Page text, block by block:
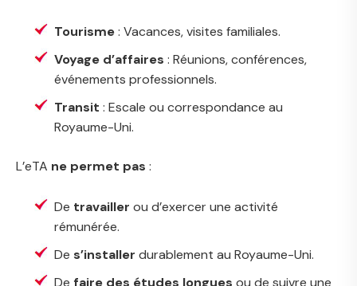
Tourisme: Vacances, visites familiales.
Voyage d’affaires : Réunions, conférences,
événements professionnels.
Transit : Escale ou correspondance au
Royaume-Uni.
L’eTA ne permet pas :
De travailler ou d’exercer une activité
rémunérée.
De s’installer durablement au Royaume-Uni.
De faire des études longues ou de suivre une